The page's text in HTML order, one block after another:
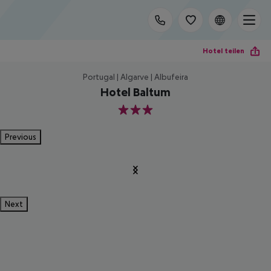
Hotel teilen
Portugal | Algarve | Albufeira
Hotel Baltum
3
Previous
Next